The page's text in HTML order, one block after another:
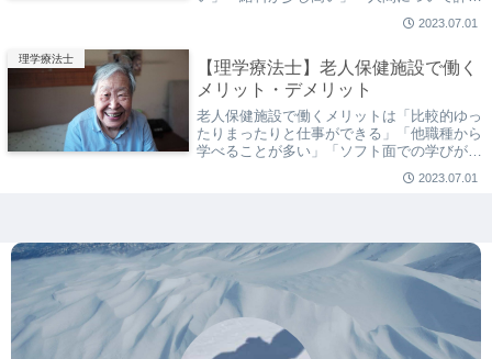
くなる（気がする）」、デメリットは「コミ
ュニケーションが苦手だと苦労する」「新卒
務が多い」です。
2023.07.01
理学療法士
【理学療法士】老人保健施設で働く
メリット・デメリット
老人保健施設で働くメリットは「比較的ゆっ
たりまったりと仕事ができる」「他職種から
学べることが多い」「ソフト面での学びが多
い」、デメリットは「書類業務やカンファレ
ンスが多い」「モチベーションの維持が大
2023.07.01